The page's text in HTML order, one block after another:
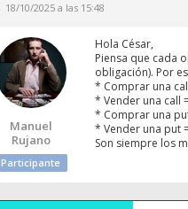
18/10/2025 a las 15:48
Manuel
Rujano
Participante
Hola César,
Piensa que cada
obligación). Por
* Comprar una
* Vender una call
* Comprar una
* Vender una put
Son siempre los